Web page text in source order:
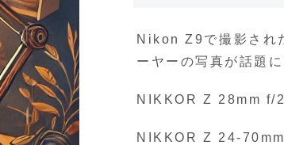
Nikon Z9で撮影され
ーヤーの写真が話題
NIKKOR Z 28mm f/
NIKKOR Z 24-